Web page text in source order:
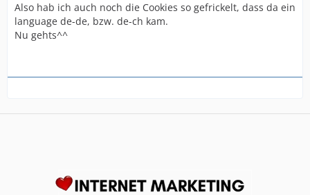
Also hab ich auch noch die Cookies so gefrickelt, dass da ein
language de-de, bzw. de-ch kam.
Nu gehts^^